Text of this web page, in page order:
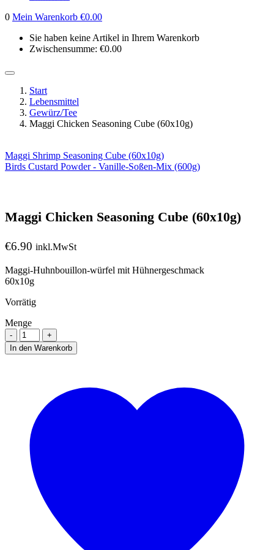
0 Mein Warenkorb €0.00
Sie haben keine Artikel in Ihrem Warenkorb
Zwischensumme: €0.00
Start
Lebensmittel
Gewürz/Tee
Maggi Chicken Seasoning Cube (60x10g)
Maggi Shrimp Seasoning Cube (60x10g)
Birds Custard Powder - Vanille-Soßen-Mix (600g)
Maggi Chicken Seasoning Cube (60x10g)
€6.90 inkl.MwSt
Maggi-Huhnbouillon-würfel mit Hühnergeschmack
60x10g
Vorrätig
Menge
Menge
In den Warenkorb